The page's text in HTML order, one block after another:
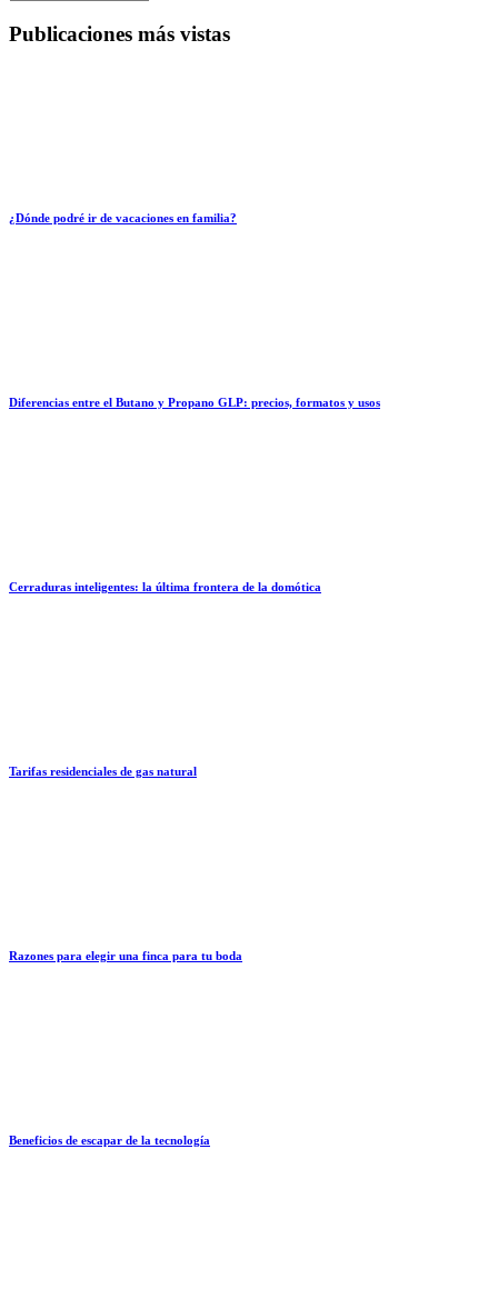
Publicaciones más vistas
¿Dónde podré ir de vacaciones en familia?
Diferencias entre el Butano y Propano GLP: precios, formatos y usos
Cerraduras inteligentes: la última frontera de la domótica
Tarifas residenciales de gas natural
Razones para elegir una finca para tu boda
Beneficios de escapar de la tecnología